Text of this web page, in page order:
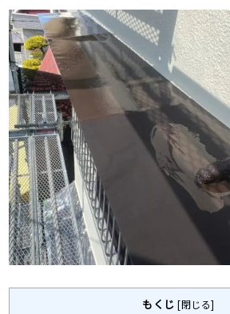
もくじ [閉じる]